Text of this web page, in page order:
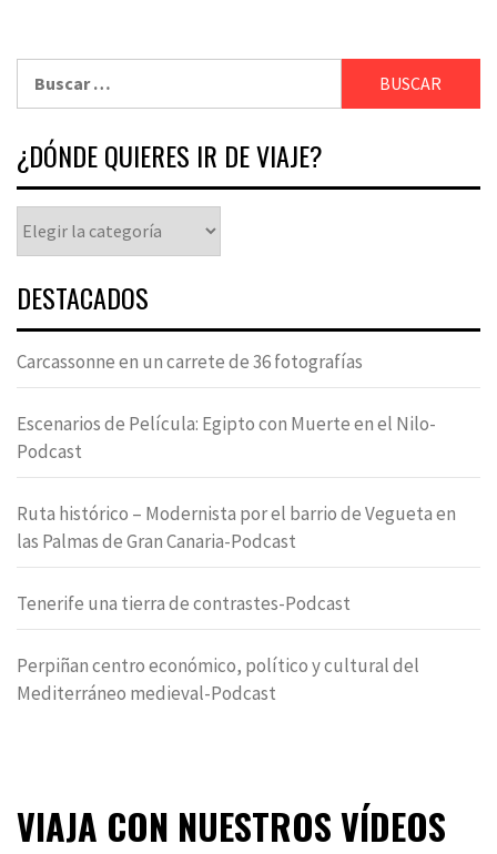
¿DÓNDE QUIERES IR DE VIAJE?
DESTACADOS
Carcassonne en un carrete de 36 fotografías
Escenarios de Película: Egipto con Muerte en el Nilo-
Podcast
Ruta histórico – Modernista por el barrio de Vegueta en
las Palmas de Gran Canaria-Podcast
Tenerife una tierra de contrastes-Podcast
Perpiñan centro económico, político y cultural del
Mediterráneo medieval-Podcast
VIAJA CON NUESTROS VÍDEOS